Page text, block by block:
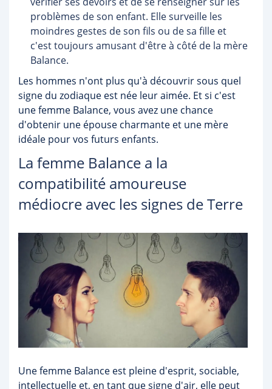
problèmes de son enfant. Elle surveille les
moindres gestes de son fils ou de sa fille et
c'est toujours amusant d'être à côté de la mère
Balance.
Les hommes n'ont plus qu'à découvrir sous quel
signe du zodiaque est née leur aimée. Et si c'est
une femme Balance, vous avez une chance
d'obtenir une épouse charmante et une mère
idéale pour vos futurs enfants.
La femme Balance a la
compatibilité amoureuse
médiocre avec les signes de Terre
Une femme Balance est pleine d'esprit, sociable,
intellectuelle et, en tant que signe d'air, elle peut